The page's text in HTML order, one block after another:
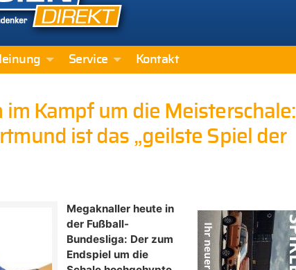
Service Kontakt
im Kampf um die Meisterschale:
ist das „geilste Spiel der
Megaknaller heute in
der Fußball-
Bundesliga: Der zum
Endspiel um die